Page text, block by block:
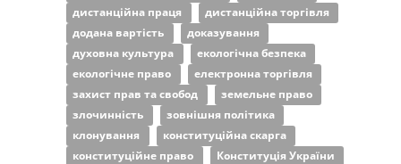
дистанційна праця
дистанційна торгівля
додана вартість
доказування
духовна культура
екологічна безпека
екологічне право
електронна торгівля
захист прав та свобод
земельне право
злочинність
зовнішня політика
клонування
конституційна скарга
конституційне право
Конституція України